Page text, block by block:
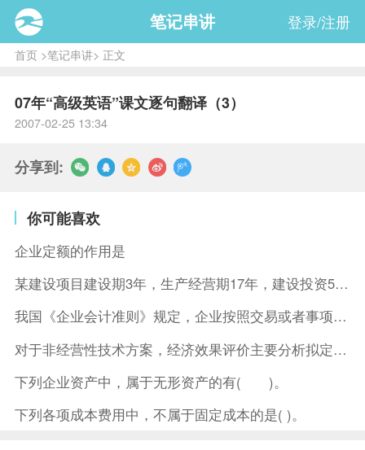
笔记串讲 登录/注册
首页>笔记串讲> 正文
07年“高级英语”课文逐句翻译（3）
2007-02-25 13:34
分享到:
你可能喜欢
企业定额的作用是
某建设项目建设期3年，生产经营期17年，建设投资5500万元
我国《企业会计准则》规定，企业按照交易或者事项的经济特征确定
对于非经营性技术方案，经济效果评价主要分析拟定方案的( )。
下列企业资产中，属于无形资产的有( )。
下列各项成本费用中，不属于固定成本的是( )。